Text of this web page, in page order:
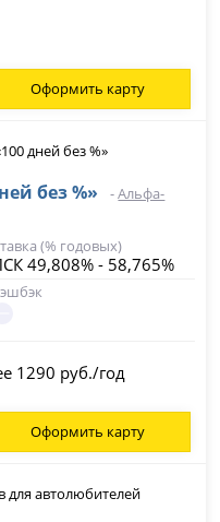
Оформить карту
без %» -Альфа-
(% годовых)
49,808% - 58,765%
1290 руб./год
Оформить карту